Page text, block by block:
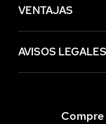
VENTAJAS
AVISOS LEGALES